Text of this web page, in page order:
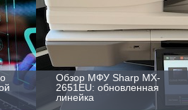
Обзор МФУ Sharp MX-
2651EU: обновленная
линейка